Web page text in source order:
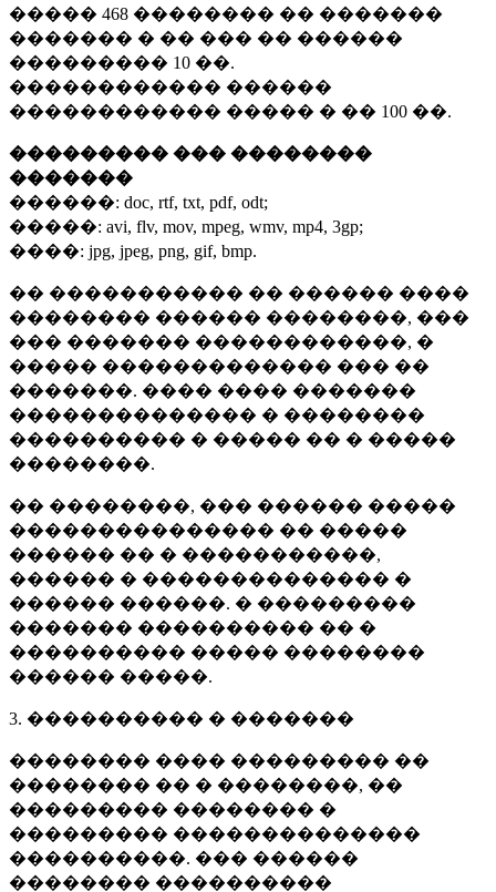
����� 468 �������� �� �������
������� � �� ��� �� ������
��������� 10 ��.
������������ ������
������������ ����� � �� 100 ��.
��������� ��� ��������
�������
������: doc, rtf, txt, pdf, odt;
�����: avi, flv, mov, mpeg, wmv, mp4, 3gp;
����: jpg, jpeg, png, gif, bmp.
�� ����������� �� ������ ����
�������� ������ ��������, ���
��� ������� ������������, �
����� ������������� ��� ��
�������. ���� ���� �������
�������������� � ��������
���������� � ����� �� � �����
��������.
�� ��������, ��� ������ �����
��������������� �� �����
������ �� � �����������,
������ � �������������� �
������ ������. � ���������
������� ���������� �� �
���������� ����� ��������
������ �����.
3. ���������� � �������
�������� ���� ��������� ��
�������� �� � ��������, ��
��������� �������� �
��������� ��������������
����������. ��� ������
�������� ����������